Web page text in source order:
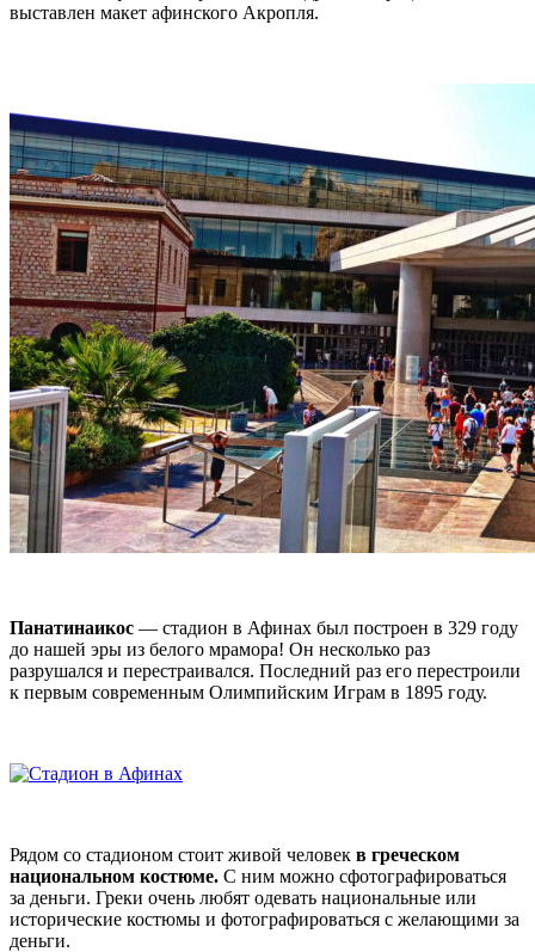
выставлен макет афинского Акропля.
Панатинаикос — стадион в Афинах был построен в 329 году
до нашей эры из белого мрамора! Он несколько раз
разрушался и перестраивался. Последний раз его перестроили
к первым современным Олимпийским Играм в 1895 году.
Рядом со стадионом стоит живой человек в греческом
национальном костюме. С ним можно сфотографироваться
за деньги. Греки очень любят одевать национальные или
исторические костюмы и фотографироваться с желающими за
деньги.